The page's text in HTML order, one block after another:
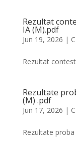
Rezultat
IA (M).pdf
Jun 19, 2026 |
Rezultat
Rezultate
(M) .pdf
Jun 17, 2026 |
Rezultate